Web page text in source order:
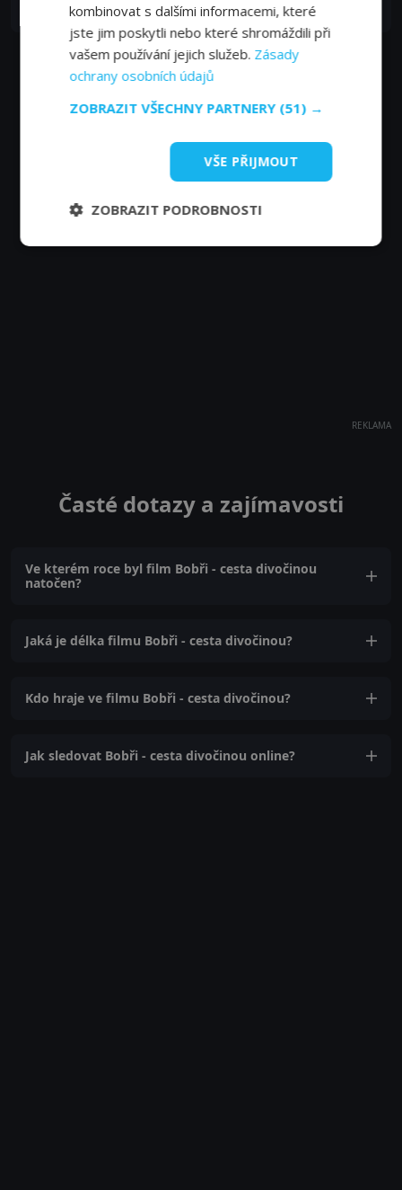
Narrator
REKLAMA
Časté dotazy a zajímavosti
Ve kterém roce byl film Bobři - cesta divočinou
natočen?
Jaká je délka filmu Bobři - cesta divočinou?
Kdo hraje ve filmu Bobři - cesta divočinou?
Jak sledovat Bobři - cesta divočinou online?
kombinovat s dalšími informacemi, které
jste jim poskytli nebo které shromáždili při
vašem používání jejich služeb. Zásady
ochrany osobních údajů
ZOBRAZIT VŠECHNY PARTNERY (51) →
VŠE PŘIJMOUT
ZOBRAZIT PODROBNOSTI